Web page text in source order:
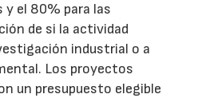
y el 80% para las
de si la actividad
industrial o a
Los proyectos
un presupuesto elegible